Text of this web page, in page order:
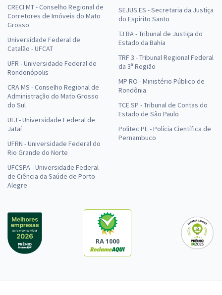
CRECI MT - Conselho Regional de
Corretores de Imóveis do Mato
Grosso
Universidade Federal de
Catalão - UFCAT
UFR - Universidade Federal de
Rondonópolis
CRA MS - Conselho Regional de
Administração do Mato Grosso
do Sul
UFJ - Universidade Federal de
Jataí
UFRN - Universidade Federal do
Rio Grande do Norte
UFCSPA - Universidade Federal
de Ciência da Saúde de Porto
Alegre
SEJUS ES - Secretaria da Justiça
do Espírito Santo
TJ BA - Tribunal de Justiça do
Estado da Bahia
TRF 3 - Tribunal Regional Federal
da 3ª Região
MP RO - Ministério Público de
Rondônia
TCE SP - Tribunal de Contas do
Estado de São Paulo
Politec PE - Polícia Científica de
Pernambuco
RA 1000